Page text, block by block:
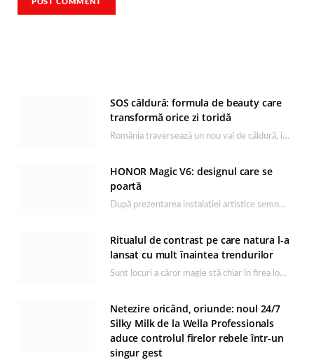
SOS căldură: formula de beauty care
transformă orice zi toridă
România traversează un nou val de căldură, iar rutina de îngrijire capătă un rol esențial…
HONOR Magic V6: designul care se
poartă
După prezentarea instalației artistice semnată de Catrinel Săbăciag în cadrul evenimentului de lansare HONOR Magic…
Ritualul de contrast pe care natura l-a
lansat cu mult înaintea trendurilor
Sunt locuri a căror magie stă chiar în firea lor naturală, iar Lacul Ursu din…
Netezire oricând, oriunde: noul 24/7
Silky Milk de la Wella Professionals
aduce controlul firelor rebele într-un
singur gest